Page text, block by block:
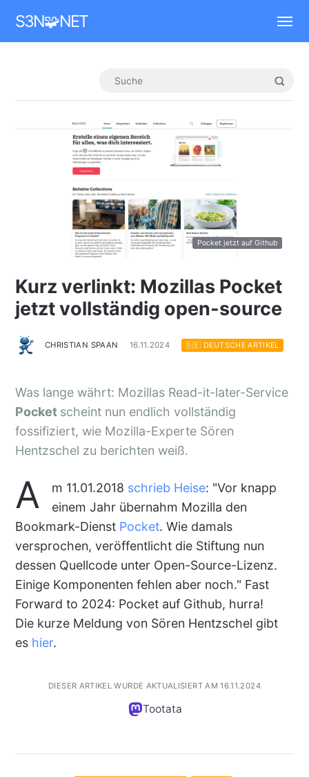
S3N🧩NET
Pocket jetzt auf Github
Kurz verlinkt: Mozillas Pocket
jetzt vollständig open-source
CHRISTIAN SPAAN 16.11.2024 🇩🇪 DEUTSCHE ARTIKEL
Was lange währt: Mozillas Read-it-later-Service
Pocket scheint nun endlich vollständig
fossifiziert, wie Mozilla-Experte Sören
Hentzschel zu berichten weiß.
A m 11.01.2018 schrieb Heise: "Vor knapp
einem Jahr übernahm Mozilla den
Bookmark-Dienst Pocket. Wie damals
versprochen, veröffentlicht die Stiftung nun
dessen Quellcode unter Open-Source-Lizenz.
Einige Komponenten fehlen aber noch." Fast
Forward to 2024: Pocket auf Github, hurra!
Die kurze Meldung von Sören Hentzschel gibt
es hier.
DIESER ARTIKEL WURDE AKTUALISIERT AM 16.11.2024
Tootata